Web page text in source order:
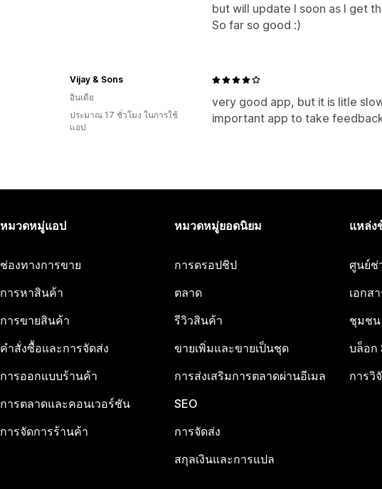
but will update I soon as I get
So far so good :)
very good app, but it is litle
important app to take
Vijay & Sons
อินเดีย
ประมาณ 17 ชั่วโมง ในการใช้
แอป
หมวดหมู่แอป
ช่องทางการขาย
การหาสินค้า
การขายสินค้า
คำสั่งซื้อและการจัดส่ง
การออกแบบร้านค้า
การตลาดและคอนเวอร์ชัน
การจัดการร้านค้า
หมวดหมู่ยอดนิยม
การดรอปชิป
ตลาด
รีวิวสินค้า
ขายเพิ่มและขายเป็นชุด
การส่งเสริมการตลาดผ่านอีเมล
SEO
การจัดส่ง
สกุลเงินและการแปล
แหล่ง
ศูนย์ช่
เอกส
ชุมชน
บล็อก
การวิ